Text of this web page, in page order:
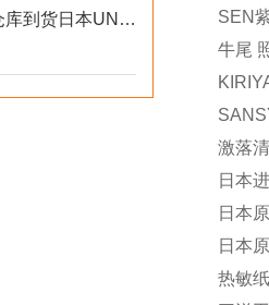
到货！京都玉崎深圳仓库到货日本UNITTA音波式皮带张力计U-550替换U-508
SEN
牛尾
激落
日本
日本
日本
热敏